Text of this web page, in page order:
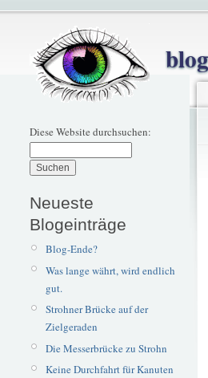
Diese Website durchsuchen:
Neueste
Blogeinträge
Blog-Ende?
Was lange währt, wird endlich
gut.
Strohner Brücke auf der
Zielgeraden
Die Messerbrücke zu Strohn
Keine Durchfahrt für Kanuten